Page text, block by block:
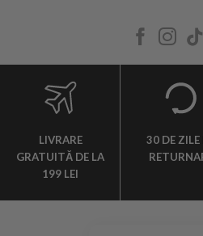
LIVRARE
GRATUITĂ DE LA
199 LEI
30 DE ZILE